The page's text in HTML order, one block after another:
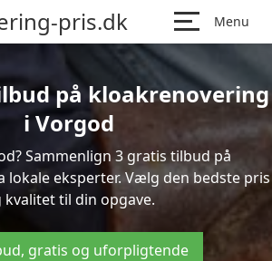
pris.dk Menu
på kloakrenovering
i Vorgod
Sammenlign 3 gratis tilbud på
lokale eksperter. Vælg den bedste pris
kvalitet til din opgave.
gratis og uforpligtende